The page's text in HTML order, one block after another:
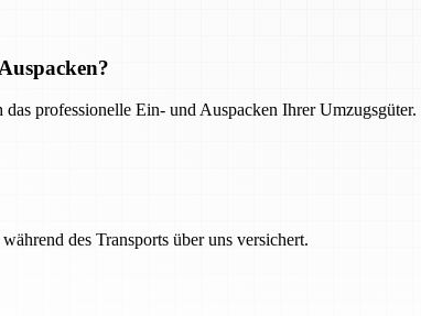
professionelle Ein- und Auspacken Ihrer Umzugsgüter.
des Transports über uns versichert.